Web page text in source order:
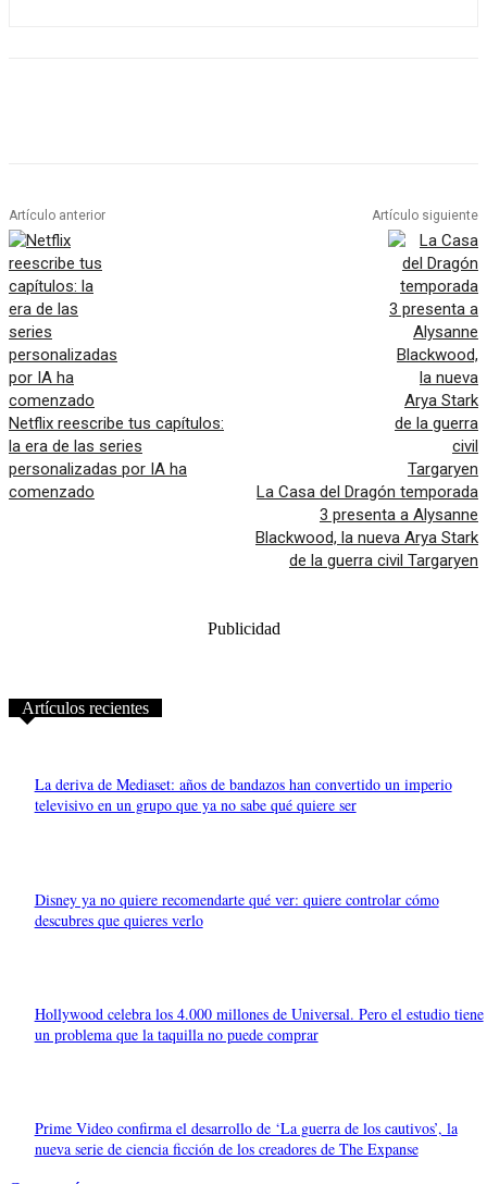
Artículo anterior
Netflix reescribe tus capítulos:
la era de las series
personalizadas por IA ha
comenzado
Artículo siguiente
La Casa del Dragón temporada
3 presenta a Alysanne
Blackwood, la nueva Arya Stark
de la guerra civil Targaryen
Publicidad
Artículos recientes
La deriva de Mediaset: años de bandazos han convertido un imperio
televisivo en un grupo que ya no sabe qué quiere ser
Disney ya no quiere recomendarte qué ver: quiere controlar cómo
descubres que quieres verlo
Hollywood celebra los 4.000 millones de Universal. Pero el estudio tiene
un problema que la taquilla no puede comprar
Prime Video confirma el desarrollo de ‘La guerra de los cautivos’, la
nueva serie de ciencia ficción de los creadores de The Expanse